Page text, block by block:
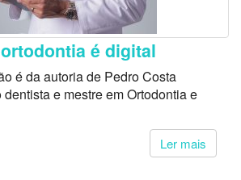
é digital
é da autoria de Pedro Costa
e mestre em Ortodontia e
Ler mais